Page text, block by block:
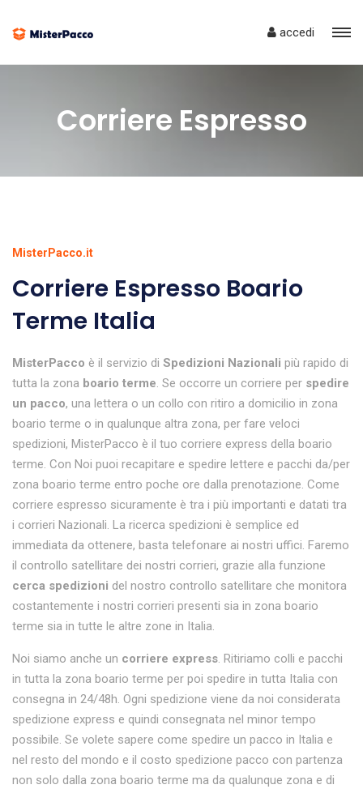
accedi
Corriere Espresso
MisterPacco.it
Corriere Espresso Boario
Terme Italia
MisterPacco è il servizio di Spedizioni Nazionali più rapido di
tutta la zona boario terme. Se occorre un corriere per spedire
un pacco, una lettera o un collo con ritiro a domicilio in zona
boario terme o in qualunque altra zona, per fare veloci
spedizioni, MisterPacco è il tuo corriere express della boario
terme. Con Noi puoi recapitare e spedire lettere e pacchi da/per
zona boario terme entro poche ore dalla prenotazione. Come
corriere espresso sicuramente è tra i più importanti e datati tra
i corrieri Nazionali. La ricerca spedizioni è semplice ed
immediata da ottenere, basta telefonare ai nostri uffici. Faremo
il controllo satellitare dei nostri corrieri, grazie alla funzione
cerca spedizioni del nostro controllo satellitare che monitora
costantemente i nostri corrieri presenti sia in zona boario
terme sia in tutte le altre zone in Italia.
Noi siamo anche un corriere express. Ritiriamo colli e pacchi
in tutta la zona boario terme per poi spedire in tutta Italia con
consegna in 24/48h. Ogni spedizione viene da noi considerata
spedizione express e quindi consegnata nel minor tempo
possibile. Se volete sapere come spedire un pacco in Italia e
nel resto del mondo e il costo spedizione pacco con partenza
non solo dalla zona boario terme ma da qualunque zona e di